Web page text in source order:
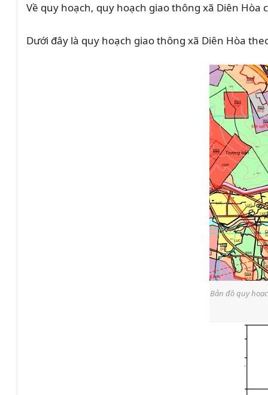
Về quy hoạch, quy hoạch giao thông xã Diên
Dưới đây là quy hoạch giao thông xã Diên Hòa
Bản đồ quy